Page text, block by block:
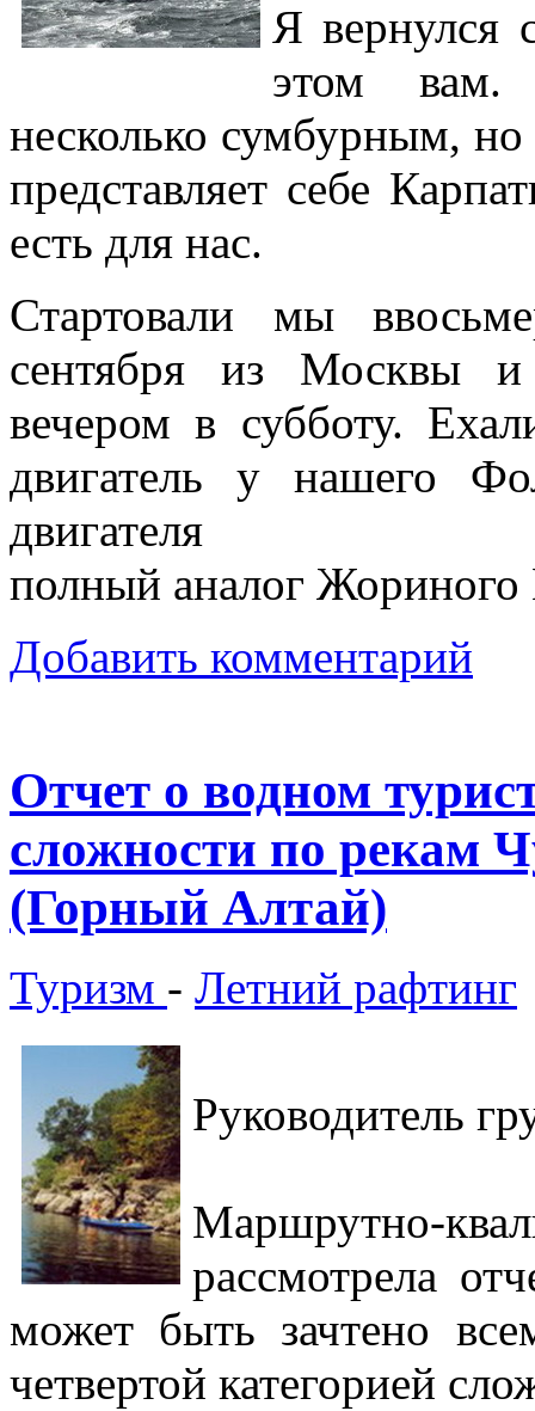
Я вернулся
этом вам.
несколько сумбурным, но
представляет себе
есть для нас.
Стартовали мы
сентября из Москвы
вечером в субботу.
двигатель у нашего
двигателя
полный аналог Жориного
Добавить комментарий
Отчет о водном
сложности по рекам
(Горный Алтай)
Туризм - Летний рафтинг
Руководитель
Маршрутно-
рассмотрела
может быть зачтено
четвертой категорией